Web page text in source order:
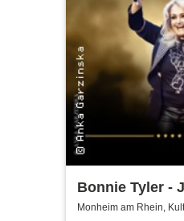
Bonnie Tyler -
Tournee
Monheim am Rhein,